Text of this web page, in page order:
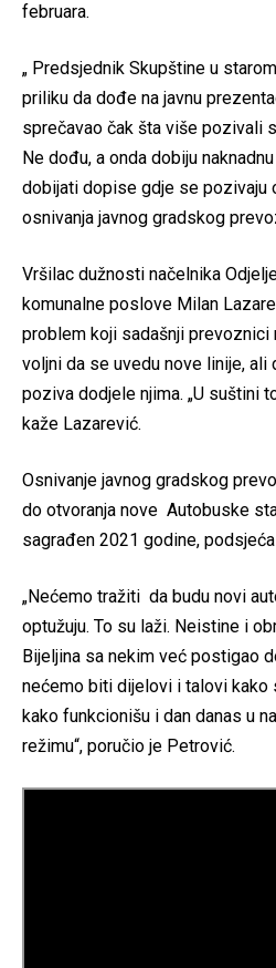
februara.
„ Predsjednik Skupštine u
priliku da dođe na javnu
sprečavao čak šta više pozivali
Ne dođu, a onda dobiju
dobijati dopise gdje se pozivaju
osnivanja javnog gradskog
Vršilac dužnosti načelnika
komunalne poslove Milan
problem koji sadašnji prevoznici
voljni da se uvedu nove linije,
poziva dodjele njima. „U suštini
kaže Lazarević.
Osnivanje javnog gradskog
do otvoranja nove Autobuske
sagrađen 2021 godine,
„Nećemo tražiti da budu novi
optužuju. To su laži. Neistine i
Bijeljina sa nekim već postigao
nećemo biti dijelovi i talovi kako
kako funkcionišu i dan danas u
režimu“, poručio je Petrović.